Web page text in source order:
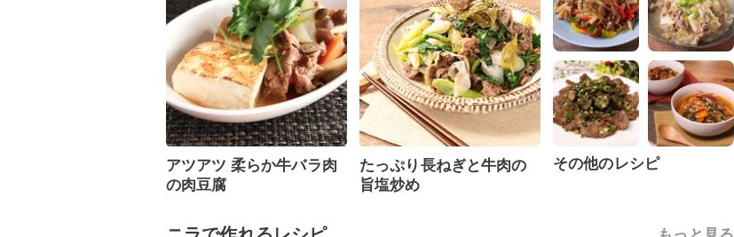
アツアツ 柔らか牛バラ肉
の肉豆腐
たっぷり長ねぎと牛肉の
旨塩炒め
その他のレシピ